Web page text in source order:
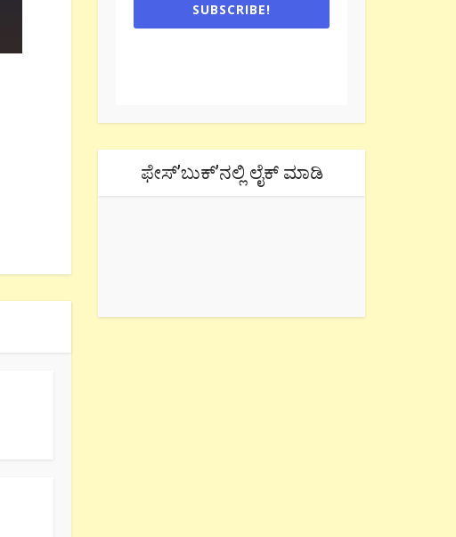
SUBSCRIBE!
ಫೇಸ್’ಬುಕ್’ನಲ್ಲಿ ಲೈಕ್ ಮಾಡಿ